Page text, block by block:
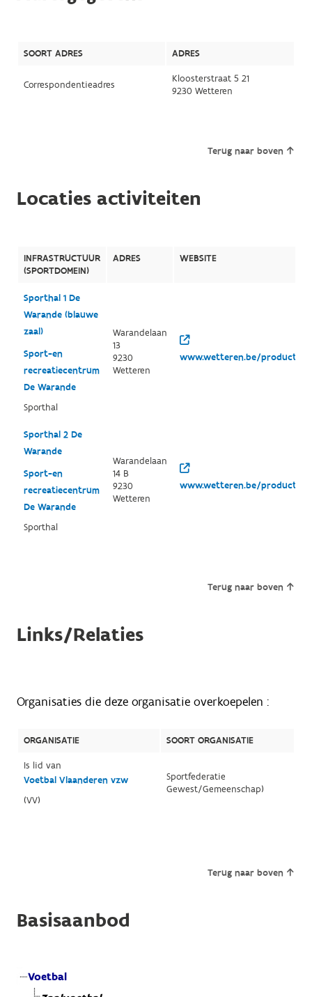
SOORT ADRES ADRES
Correspondentieadres
Kloosterstraat 5 21
9230 Wetteren
Terug naar boven
Locaties activiteiten
INFRASTRUCTUUR
(SPORTDOMEIN)
ADRES WEBSITE
Sporthal 1 De
Warande (blauwe
zaal)
Sport-en
recreatiecentrum
De Warande
Sporthal
Warandelaan
13
9230
Wetteren
www.wetteren.be/
Sporthal 2 De
Warande
Sport-en
recreatiecentrum
De Warande
Sporthal
Warandelaan
14 B
9230
Wetteren
www.wetteren.be/
Terug naar boven
Links/Relaties
Organisaties die deze organisatie overkoepelen :
ORGANISATIE
SOORT ORGANISATIE
Is lid van
Voetbal Vlaanderen vzw
(VV)
Sportfederatie
Gewest/Gemeenschap)
Terug naar boven
Basisaanbod
Voetbal